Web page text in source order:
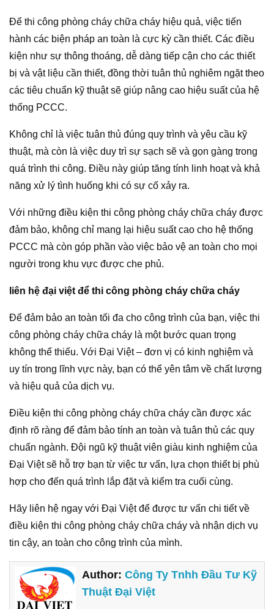
Để thi công phòng cháy chữa cháy hiệu quả, việc tiến
hành các biện pháp an toàn là cực kỳ cần thiết. Các điều
kiện như sự thông thoáng, dễ dàng tiếp cận cho các thiết
bị và vật liệu cần thiết, đồng thời tuân thủ nghiêm ngặt theo
các tiêu chuẩn kỹ thuật sẽ giúp nâng cao hiệu suất của hệ
thống PCCC.
Không chỉ là việc tuân thủ đúng quy trình và yêu cầu kỹ
thuật, mà còn là việc duy trì sự sạch sẽ và gọn gàng trong
quá trình thi công. Điều này giúp tăng tính linh hoạt và khả
năng xử lý tình huống khi có sự cố xảy ra.
Với những điều kiện thi công phòng cháy chữa cháy được
đảm bảo, không chỉ mang lại hiệu suất cao cho hệ thống
PCCC mà còn góp phần vào việc bảo vệ an toàn cho mọi
người trong khu vực được che phủ.
liên hệ đại việt để thi công phòng cháy chữa cháy
Để đảm bảo an toàn tối đa cho công trình của bạn, việc thi
công phòng cháy chữa cháy là một bước quan trọng
không thể thiếu. Với Đại Việt – đơn vị có kinh nghiệm và
uy tín trong lĩnh vực này, bạn có thể yên tâm về chất lượng
và hiệu quả của dịch vụ.
Điều kiện thi công phòng cháy chữa cháy cần được xác
định rõ ràng để đảm bảo tính an toàn và tuân thủ các quy
chuẩn ngành. Đội ngũ kỹ thuật viên giàu kinh nghiệm của
Đại Việt sẽ hỗ trợ bạn từ việc tư vấn, lựa chọn thiết bị phù
hợp cho đến quá trình lắp đặt và kiểm tra cuối cùng.
Hãy liên hệ ngay với Đại Việt để được tư vấn chi tiết về
điều kiện thi công phòng cháy chữa cháy và nhận dịch vụ
tin cậy, an toàn cho công trình của mình.
Author:Công Ty Tnhh Đầu Tư Kỹ
Thuật Đại Việt